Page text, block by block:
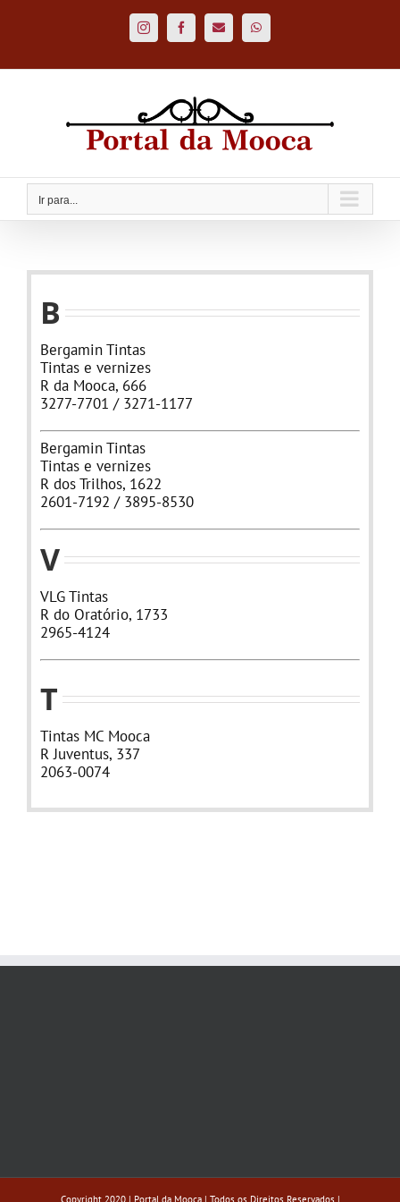
InstagramFacebookCustomWhatsApp
Ir para...
B
Bergamin Tintas
Tintas e vernizes
R da Mooca, 666
3277-7701 / 3271-1177
Bergamin Tintas
Tintas e vernizes
R dos Trilhos, 1622
2601-7192 / 3895-8530
V
VLG Tintas
R do Oratório, 1733
2965-4124
T
Tintas MC Mooca
R Juventus, 337
2063-0074
Copyright 2020 | Portal da Mooca | Todos os Direitos Reservados |